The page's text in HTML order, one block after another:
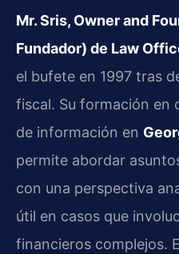
Mr. Sris, Owner and
Fundador) de Law
el bufete en 1997 tras
fiscal. Su formación en
de información en
permite abordar
con una perspectiva
útil en casos que
financieros complejos.